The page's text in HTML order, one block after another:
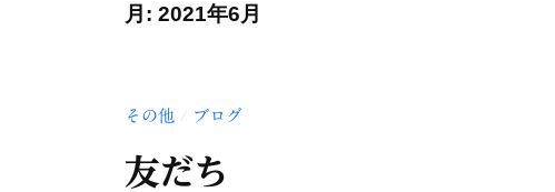
ミ
ー
月: 2021年6月
その他 ブログ
友だち
（